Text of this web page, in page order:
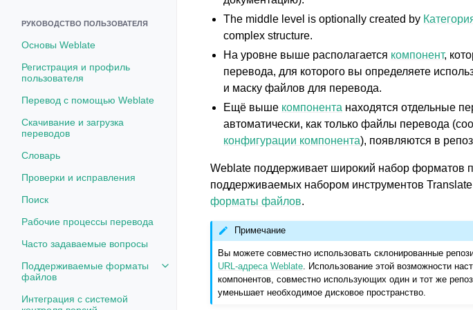
РУКОВОДСТВО ПОЛЬЗОВАТЕЛЯ
Основы Weblate
Регистрация и профиль
пользователя
Перевод с помощью Weblate
Скачивание и загрузка
переводов
Словарь
Проверки и исправления
Поиск
Рабочие процессы перевода
Часто задаваемые вопросы
Поддерживаемые форматы
файлов
Toggle navigation of Поддерживаемые форматы файлов
Интеграция с системой
The middle level is optionally created by
complex structure.
На уровне выше располагается компонент,
перевода, для которого вы определяете
и маску файлов для перевода.
Ещё выше компонента находятся отдельные
автоматически, как только файлы перевода
конфигурации компонента), появляются в
Weblate поддерживает широкий набор форматов
поддерживаемых набором инструментов Translate
форматы файлов.
Примечание
Вы можете совместно использовать склонированные
URL-адреса Weblate . Использование этой возможности
компонентов, совместно использующих один и тот же
уменьшает необходимое дисковое пространство.